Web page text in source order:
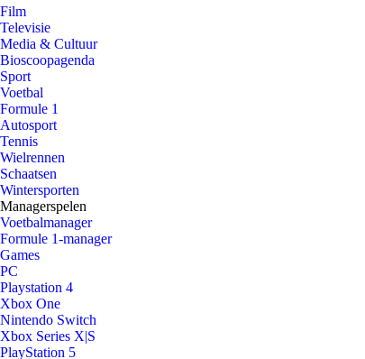
Film
Televisie
Media & Cultuur
Bioscoopagenda
Sport
Voetbal
Formule 1
Autosport
Tennis
Wielrennen
Schaatsen
Wintersporten
Managerspelen
Voetbalmanager
Formule 1-manager
Games
PC
Playstation 4
Xbox One
Nintendo Switch
Xbox Series X|S
PlayStation 5